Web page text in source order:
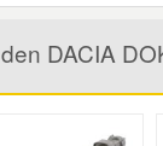
DACIA